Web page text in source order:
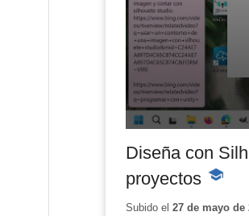
Diseña con
proyectos -
Subido el 27 de mayo de